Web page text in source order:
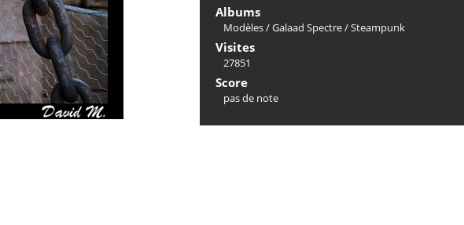
Albums
Modèles/Galaad Spectre/Steampunk
Visites
27851
Score
pas de note